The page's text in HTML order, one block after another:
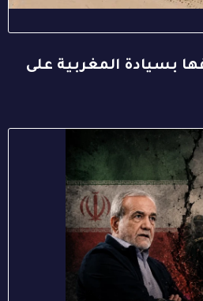
بسيادة المغربية على